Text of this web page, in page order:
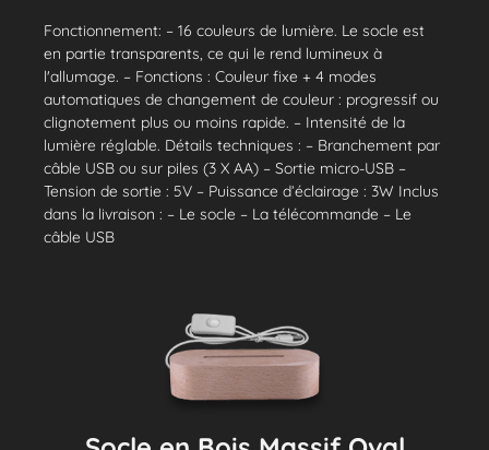
Fonctionnement: – 16 couleurs de lumière. Le socle est
en partie transparents, ce qui le rend lumineux à
l'allumage. – Fonctions : Couleur fixe + 4 modes
automatiques de changement de couleur : progressif ou
clignotement plus ou moins rapide. – Intensité de la
lumière réglable. Détails techniques : – Branchement par
câble USB ou sur piles (3 X AA) – Sortie micro-USB –
Tension de sortie : 5V – Puissance d’éclairage : 3W Inclus
dans la livraison : – Le socle – La télécommande – Le
câble USB